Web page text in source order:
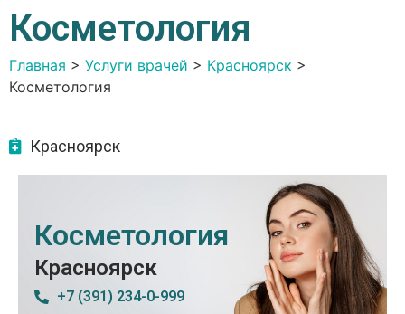
Косметология
Главная > Услуги врачей > Красноярск >
Косметология
Красноярск
Косметология
Красноярск
+7 (391) 234-0-999